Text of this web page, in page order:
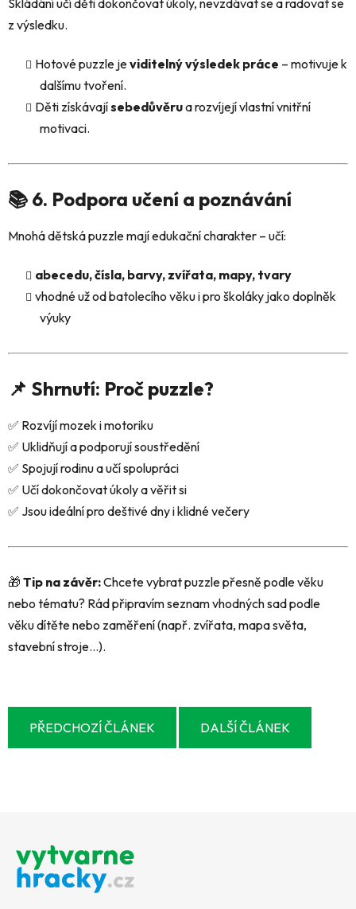
Skládání učí děti dokončovat úkoly, nevzdávat se a radovat se
z výsledku.
Hotové puzzle jeviditelný výsledek práce – motivuje k
dalšímu tvoření.
Děti získávajísebedůvěrua rozvíjejí vlastní vnitřní
motivaci.
📚 6. Podpora učení a poznávání
Mnohá dětská puzzle mají edukační charakter – učí:
abecedu, čísla, barvy, zvířata, mapy, tvary
vhodné už od batolecího věku i pro školáky jako doplněk
výuky
📌 Shrnutí: Proč puzzle?
✅ Rozvíjí mozek i motoriku
✅ Uklidňují a podporují soustředění
✅ Spojují rodinu a učí spolupráci
✅ Učí dokončovat úkoly a věřit si
✅ Jsou ideální pro deštivé dny i klidné večery
🎁 Tip na závěr:Chcete vybrat puzzle přesně podle věku
nebo tématu? Rád připravím seznam vhodných sad podle
věku dítěte nebo zaměření (např. zvířata, mapa světa,
stavební stroje…).
PŘEDCHOZÍ ČLÁNEK DALŠÍ ČLÁNEK